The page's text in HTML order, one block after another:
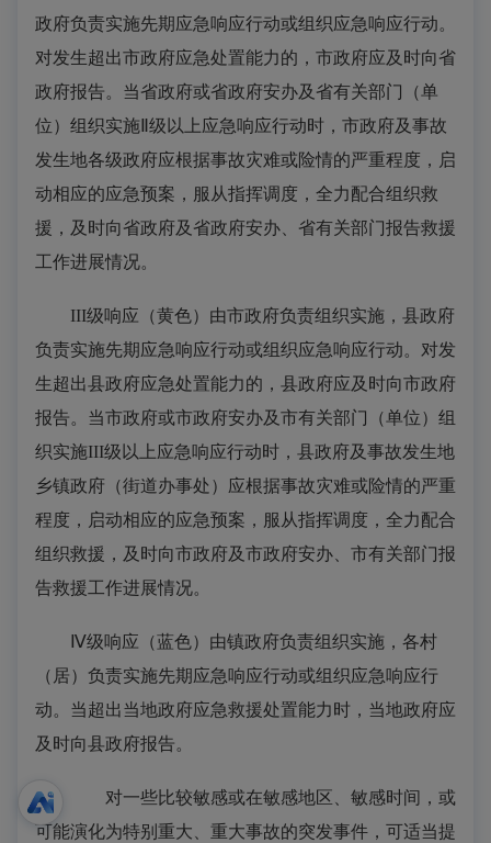
政府负责实施先期应急响应行动或组织应急响应行动。
对发生超出市政府应急处置能力的，市政府应及时向省
政府报告。当省政府或省政府安办及省有关部门（单
位）组织实施Ⅱ级以上应急响应行动时，市政府及事故
发生地各级政府应根据事故灾难或险情的严重程度，启
动相应的应急预案，服从指挥调度，全力配合组织救
援，及时向省政府及省政府安办、省有关部门报告救援
工作进展情况。
III级响应（黄色）由市政府负责组织实施，县政府
负责实施先期应急响应行动或组织应急响应行动。对发
生超出县政府应急处置能力的，县政府应及时向市政府
报告。当市政府或市政府安办及市有关部门（单位）组
织实施III级以上应急响应行动时，县政府及事故发生地
乡镇政府（街道办事处）应根据事故灾难或险情的严重
程度，启动相应的应急预案，服从指挥调度，全力配合
组织救援，及时向市政府及市政府安办、市有关部门报
告救援工作进展情况。
Ⅳ级响应（蓝色）由镇政府负责组织实施，各村
（居）负责实施先期应急响应行动或组织应急响应行
动。当超出当地政府应急救援处置能力时，当地政府应
及时向县政府报告。
对一些比较敏感或在敏感地区、敏感时间，或
可能演化为特别重大、重大事故的突发事件，可适当提